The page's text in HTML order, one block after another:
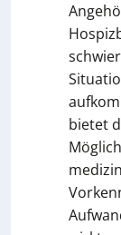
bietet